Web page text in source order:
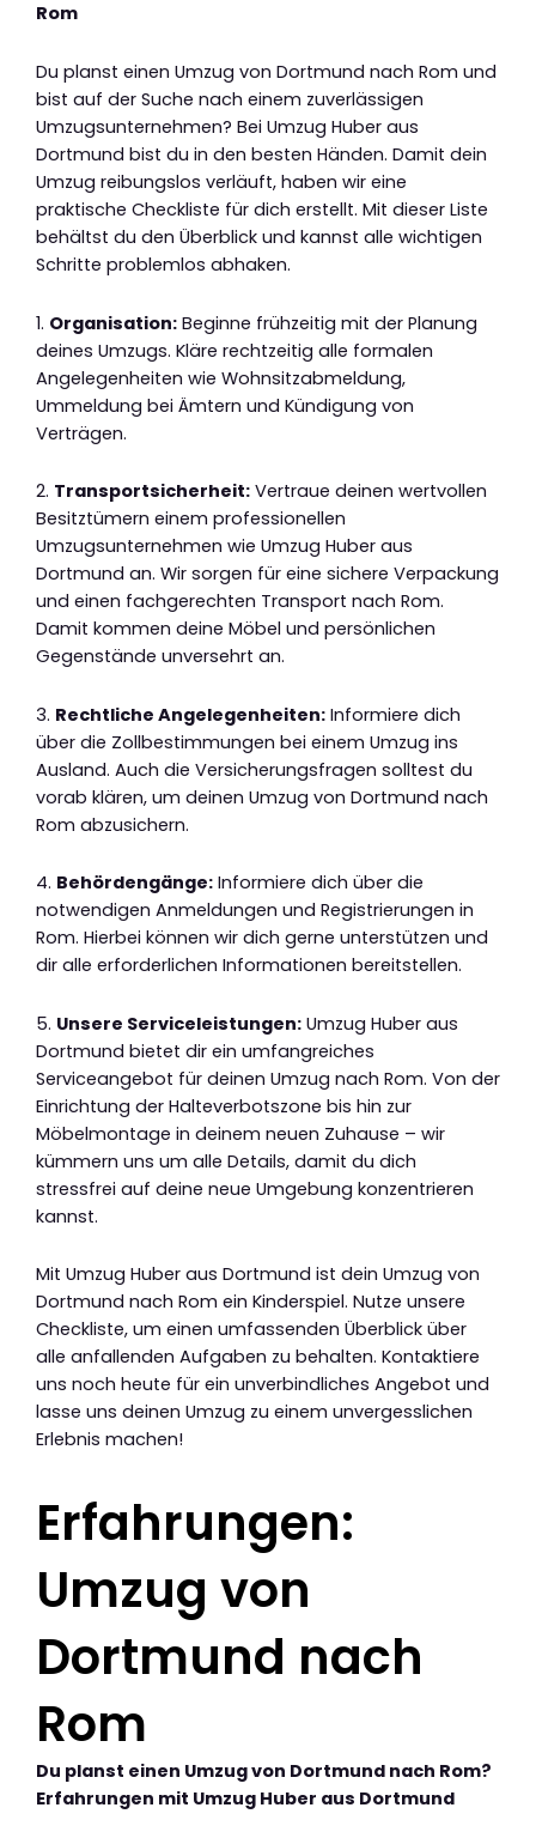
Rom
Du planst einen Umzug von Dortmund nach Rom und
bist auf der Suche nach einem zuverlässigen
Umzugsunternehmen? Bei Umzug Huber aus
Dortmund bist du in den besten Händen. Damit dein
Umzug reibungslos verläuft, haben wir eine
praktische Checkliste für dich erstellt. Mit dieser Liste
behältst du den Überblick und kannst alle wichtigen
Schritte problemlos abhaken.
1. Organisation: Beginne frühzeitig mit der Planung
deines Umzugs. Kläre rechtzeitig alle formalen
Angelegenheiten wie Wohnsitzabmeldung,
Ummeldung bei Ämtern und Kündigung von
Verträgen.
2. Transportsicherheit: Vertraue deinen wertvollen
Besitztümern einem professionellen
Umzugsunternehmen wie Umzug Huber aus
Dortmund an. Wir sorgen für eine sichere Verpackung
und einen fachgerechten Transport nach Rom.
Damit kommen deine Möbel und persönlichen
Gegenstände unversehrt an.
3. Rechtliche Angelegenheiten: Informiere dich
über die Zollbestimmungen bei einem Umzug ins
Ausland. Auch die Versicherungsfragen solltest du
vorab klären, um deinen Umzug von Dortmund nach
Rom abzusichern.
4. Behördengänge: Informiere dich über die
notwendigen Anmeldungen und Registrierungen in
Rom. Hierbei können wir dich gerne unterstützen und
dir alle erforderlichen Informationen bereitstellen.
5. Unsere Serviceleistungen: Umzug Huber aus
Dortmund bietet dir ein umfangreiches
Serviceangebot für deinen Umzug nach Rom. Von der
Einrichtung der Halteverbotszone bis hin zur
Möbelmontage in deinem neuen Zuhause – wir
kümmern uns um alle Details, damit du dich
stressfrei auf deine neue Umgebung konzentrieren
kannst.
Mit Umzug Huber aus Dortmund ist dein Umzug von
Dortmund nach Rom ein Kinderspiel. Nutze unsere
Checkliste, um einen umfassenden Überblick über
alle anfallenden Aufgaben zu behalten. Kontaktiere
uns noch heute für ein unverbindliches Angebot und
lasse uns deinen Umzug zu einem unvergesslichen
Erlebnis machen!
Erfahrungen:
Umzug von
Dortmund nach
Rom
Du planst einen Umzug von Dortmund nach Rom?
Erfahrungen mit Umzug Huber aus Dortmund